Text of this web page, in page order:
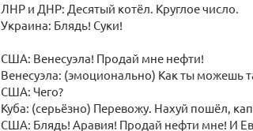
ЛНР и ДНР: Десятый котёл. Круглое число.
Украина: Блядь! Суки!
США: Венесуэла! Продай мне нефти!
Венесуэла: (эмоционально) Как ты можешь
США: Чего?
Куба: (серьёзно) Перевожу. Нахуй пошёл,
США: Блядь! Аравия! Продай нефти мне! И